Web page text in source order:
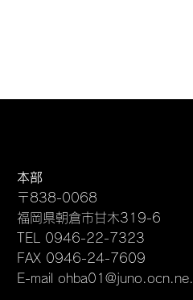
本部
〒838-0068
福岡県朝倉市甘木319-6
TEL 0946-22-7323
FAX 0946-24-7609
E-mail